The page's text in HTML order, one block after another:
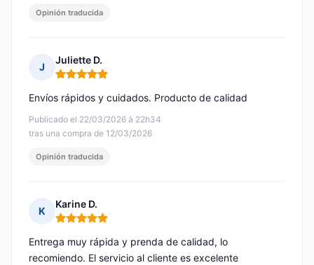
Opinión traducida
J
Juliette D.
Nota: 5 de 5
Publicado el 22/03/2026 à 22h34
tras una compra de 12/03/2026
Envíos rápidos y cuidados. Producto de calidad
Opinión traducida
K
Karine D.
Nota: 5 de 5
Entrega muy rápida y prenda de calidad, lo
recomiendo. El servicio al cliente es excelente